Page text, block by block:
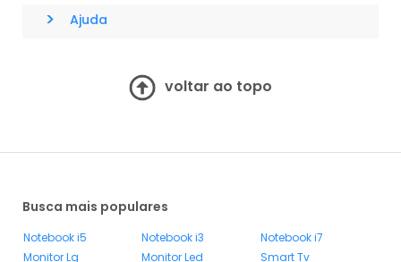
> Ajuda
voltar ao topo
Busca mais populares
Notebook i5 Notebook i3
Notebook i7
Monitor Lg
Monitor Led
Smart Tv